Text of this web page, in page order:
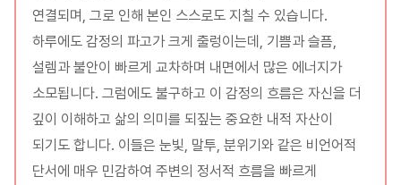
연결되며, 그로 인해 본인 스스로도 지칠 수 있습니다.
하루에도 감정의 파고가 크게 출렁이는데, 기쁨과 슬픔,
설렘과 불안이 빠르게 교차하며 내면에서 많은 에너지가
소모됩니다. 그럼에도 불구하고 이 감정의 흐름은 자신을 더
깊이 이해하고 삶의 의미를 되짚는 중요한 내적 자산이
되기도 합니다. 이들은 눈빛, 말투, 분위기와 같은 비언어적
단서에 매우 민감하여 주변의 정서적 흐름을 빠르게